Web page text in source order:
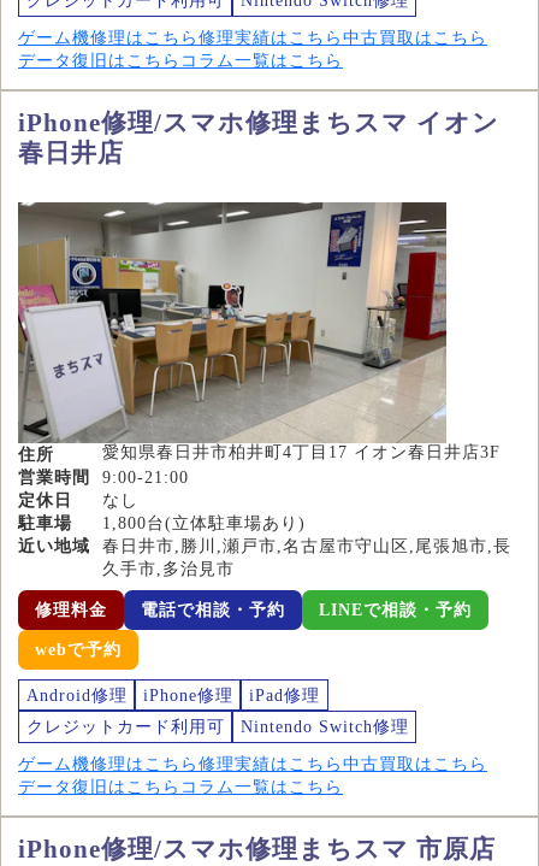
ゲーム機修理はこちら 修理実績はこちら 中古買取はこちら
データ復旧はこちら コラム一覧はこちら
iPhone修理/スマホ修理まちスマ イオン
春日井店
住所
愛知県春日井市柏井町4丁目17 イオン春日井店3F
営業時間
9:00-21:00
定休日
なし
駐車場
1,800台(立体駐車場あり)
近い地域
春日井市,勝川,瀬戸市,名古屋市守山区,尾張旭市,長
久手市,多治見市
修理料金 電話で相談・予約 LINEで相談・予約
webで予約
Android修理 iPhone修理
iPad修理
クレジットカード利用可
Nintendo Switch修理
ゲーム機修理はこちら 修理実績はこちら 中古買取はこちら
データ復旧はこちら コラム一覧はこちら
iPhone修理/スマホ修理まちスマ 市原店